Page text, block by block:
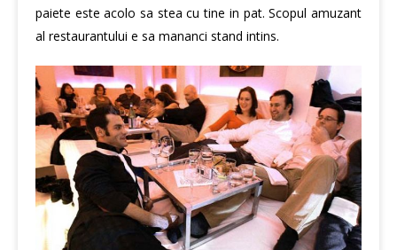
paiete este acolo sa stea cu tine in pat. Scopul amuzant
al restaurantului e sa mananci stand intins.